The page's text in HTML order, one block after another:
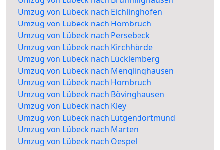
Umzug von Lübeck nach Eichlinghofen
Umzug von Lübeck nach Hombruch
Umzug von Lübeck nach Persebeck
Umzug von Lübeck nach Kirchhörde
Umzug von Lübeck nach Lücklemberg
Umzug von Lübeck nach Menglinghausen
Umzug von Lübeck nach Hombruch
Umzug von Lübeck nach Bövinghausen
Umzug von Lübeck nach Kley
Umzug von Lübeck nach Lütgendortmund
Umzug von Lübeck nach Marten
Umzug von Lübeck nach Oespel